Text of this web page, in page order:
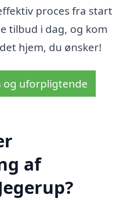
proces fra start
tilbud i dag, og kom
hjem, du ønsker!
og uforpligtende
af